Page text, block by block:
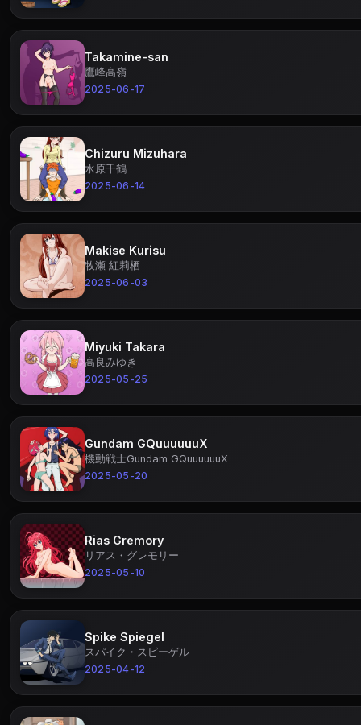
Takamine-san
鷹峰高嶺
2025-06-17
Chizuru Mizuhara
水原千鶴
2025-06-14
Makise Kurisu
牧瀬 紅莉栖
2025-06-03
Miyuki Takara
高良みゆき
2025-05-25
Gundam GQuuuuuuX
機動戦士Gundam GQuuuuuuX
2025-05-20
Rias Gremory
リアス・グレモリー
2025-05-10
Spike Spiegel
スパイク・スピーゲル
2025-04-12